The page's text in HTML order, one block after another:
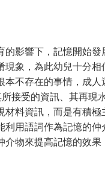
的影響下，記憶開始
現象，為此幼兒十分
本不存在的事情，成
接受的資訊、其再現
材料資訊，而是有積
利用語詞作為記憶的
介物來提高記憶的效